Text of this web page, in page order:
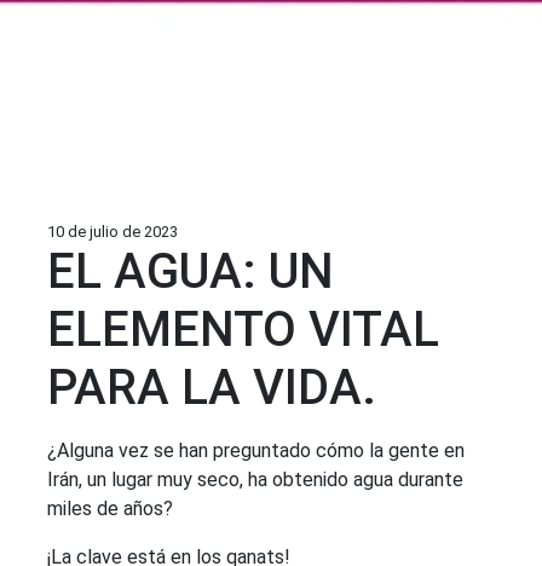
10 de julio de 2023
EL AGUA: UN
ELEMENTO VITAL
PARA LA VIDA.
¿Alguna vez se han preguntado cómo la gente en
Irán, un lugar muy seco, ha obtenido agua durante
miles de años?
¡La clave está en los qanats!